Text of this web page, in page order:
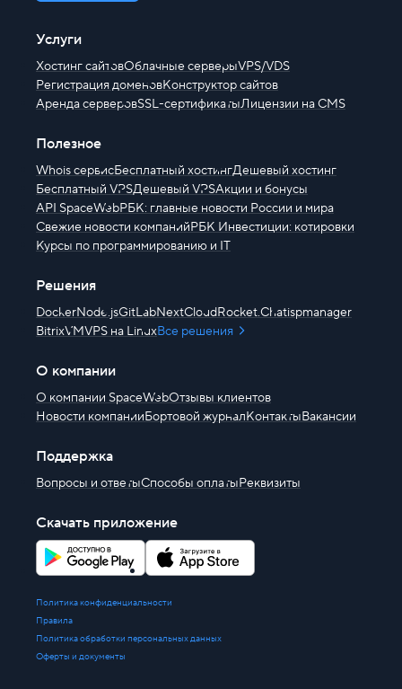
Услуги
Хостинг сайтовОблачные серверыVPS/VDS
Регистрация доменовКонструктор сайтов
Аренда серверовSSL-сертификатыЛицензии на CMS
Полезное
Whois сервисБесплатный хостингДешевый хостинг
Бесплатный VPSДешевый VPSАкции и бонусы
API SpaceWebРБК: главные новости России и мира
Свежие новости компанийРБК Инвестиции: котировки
Курсы по программированию и IT
Решения
DockerNode.jsGitLabNextCloudRocket.Chatispmanager
BitrixVMVPS на LinuxВсе решения
О компании
О компании SpaceWebОтзывы клиентов
Новости компанииБортовой журналКонтактыВакансии
Поддержка
Вопросы и ответыСпособы оплатыРеквизиты
Скачать приложение
Политика конфиденциальности
Правила
Политика обработки персональных данных
Оферты и документы